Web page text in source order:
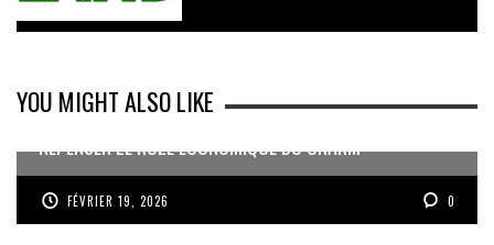
YOU MIGHT ALSO LIKE
REPENSER LE RÔLE ÉCONOMIQUE DU CNARM
FÉVRIER 19, 2026 0